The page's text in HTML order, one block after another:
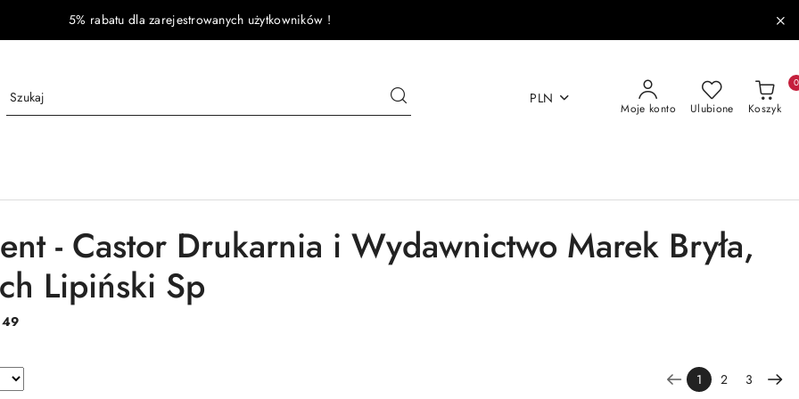
5% rabatu dla zarejestrowanych użytkowników !
PLN
Moje konto Ulubione Koszyk
0
- Castor Drukarnia i Wydawnictwo Marek Bryła,
Lipiński Sp
49
1 2 3